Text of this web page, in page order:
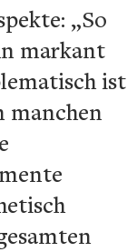
„So
markant
ist
manchen